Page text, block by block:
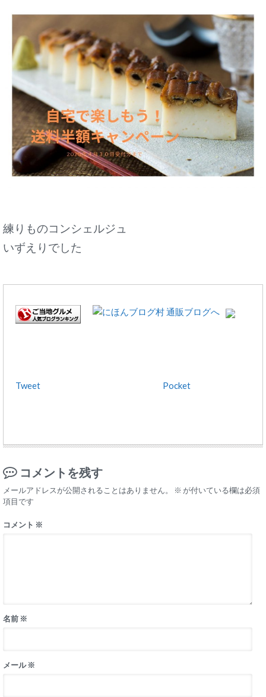
練りものコンシェルジュ
いずえりでした
Tweet Pocket
コメントを残す
メールアドレスが公開されることはありません。 ※ が付いている欄は必須
項目です
コメント ※
名前 ※
メール※